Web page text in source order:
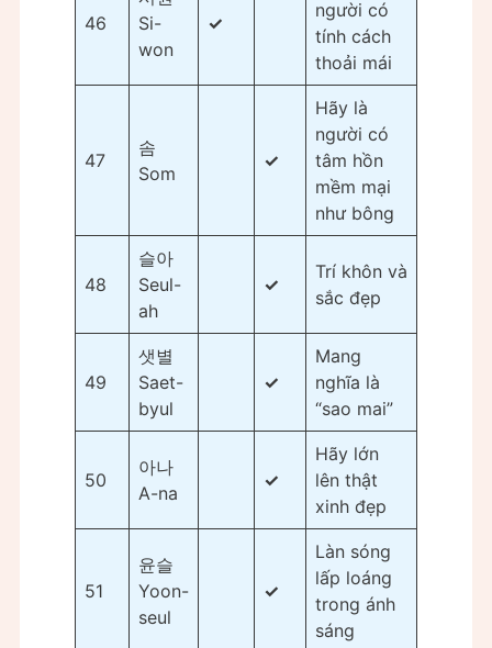
46
Si-
won
✓
người có
tính cách
thoải mái
47
솜
Som
✓
Hãy là
người có
tâm hồn
mềm mại
như bông
48
슬아
Seul-
ah
✓
Trí khôn và
sắc đẹp
49
샛별
Saet-
byul
✓
Mang
nghĩa là
“sao mai”
50
아나
A-na
✓
Hãy lớn
lên thật
xinh đẹp
51
윤슬
Yoon-
seul
✓
Làn sóng
lấp loáng
trong ánh
sáng